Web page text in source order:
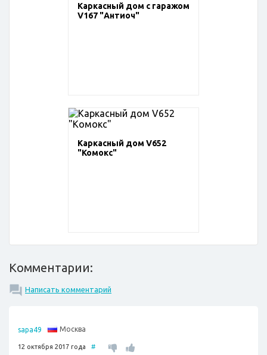
Каркасный дом с гаражом
V167 "Антиоч"
Каркасный дом V652
"Комокс"
Комментарии:
Написать комментарий
sapa49 Москва
12 октября 2017 года #